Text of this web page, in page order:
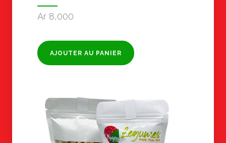
Ar 8,000
AJOUTER AU PANIER